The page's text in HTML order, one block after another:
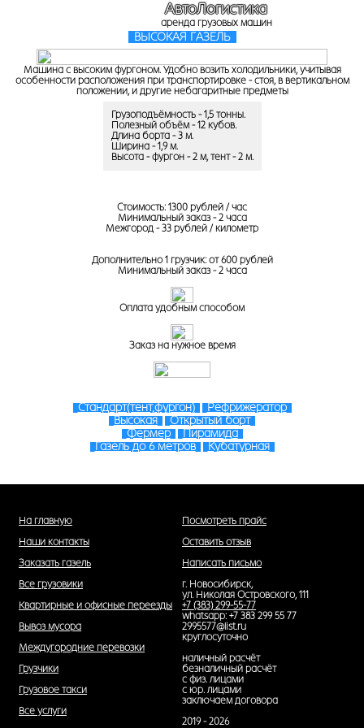
АвтоЛогистика
аренда грузовых машин
ВЫСОКАЯ ГАЗЕЛЬ
Машина с высоким фургоном. Удобно возить холодильники, учитывая
особенности расположения при транспортировке - стоя, в вертикальном
положении, и другие небагаритные предметы
Грузоподъёмность - 1,5 тонны.
Полезный объём - 12 кубов.
Длина борта - 3 м.
Ширина - 1,9 м.
Высота - фургон - 2 м, тент - 2 м.
Стоимость: 1300 рублей / час
Минимальный заказ - 2 часа
Межгород - 33 рублей / километр
Дополнительно 1 грузчик: от 600 рублей
Минимальный заказ - 2 часа
Оплата удобным способом
Заказ на нужное время
Стандарт(тент,фургон)
Рефрижератор
Высокая
Открытый борт
Фермер
Пирамида
Газель до 6 метров
Кубатурная
На главную
Наши контакты
Заказать газель
Все грузовики
Квартирные и офисные переезды
Вывоз мусора
Междугородние перевозки
Грузчики
Грузовое такси
Все услуги
Посмотреть прайс
Оставить отзыв
Написать письмо
г. Новосибирск,
ул. Николая Островского, 111
+7 (383) 299-55-77
whatsapp: +7 383 299 55 77
2995577@list.ru
круглосуточно
наличный расчёт
безналичный расчёт
с физ. лицами
с юр. лицами
заключаем договора
2019 - 2026